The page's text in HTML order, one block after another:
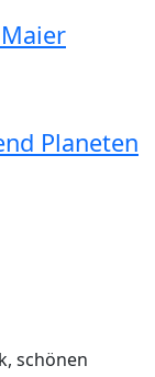
Planeten
schönen